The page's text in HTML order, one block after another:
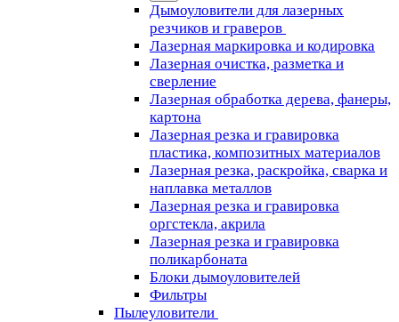
Дымоуловители для лазерных
резчиков и граверов
Лазерная маркировка и кодировка
Лазерная очистка, разметка и
сверление
Лазерная обработка дерева, фанеры,
картона
Лазерная резка и гравировка
пластика, композитных материалов
Лазерная резка, раскройка, сварка и
наплавка металлов
Лазерная резка и гравировка
оргстекла, акрила
Лазерная резка и гравировка
поликарбоната
Блоки дымоуловителей
Фильтры
Пылеуловители